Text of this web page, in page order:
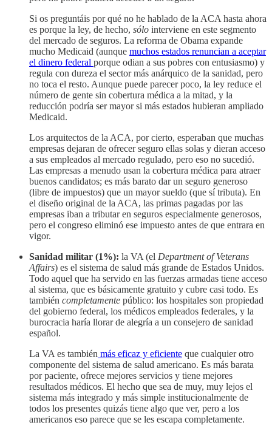
Si os preguntáis por qué no he hablado de la ACA hasta ahora
es porque la ley, de hecho, sólo interviene en este segmento
del mercado de seguros. La reforma de Obama expande
mucho Medicaid (aunque muchos estados renuncian a aceptar
el dinero federal porque odian a sus pobres con entusiasmo) y
regula con dureza el sector más anárquico de la sanidad, pero
no toca el resto. Aunque puede parecer poco, la ley reduce el
número de gente sin cobertura médica a la mitad, y la
reducción podría ser mayor si más estados hubieran ampliado
Medicaid.
Los arquitectos de la ACA, por cierto, esperaban que muchas
empresas dejaran de ofrecer seguro ellas solas y dieran acceso
a sus empleados al mercado regulado, pero eso no sucedió.
Las empresas a menudo usan la cobertura médica para atraer
buenos candidatos; es más barato dar un seguro generoso
(libre de impuestos) que un mayor sueldo (que sí tributa). En
el diseño original de la ACA, las primas pagadas por las
empresas iban a tributar en seguros especialmente generosos,
pero el congreso eliminó ese impuesto antes de que entrara en
vigor.
Sanidad militar (1%): la VA (el Department of Veterans
Affairs) es el sistema de salud más grande de Estados Unidos.
Todo aquel que ha servido en las fuerzas armadas tiene acceso
al sistema, que es básicamente gratuito y cubre casi todo. Es
también completamente público: los hospitales son propiedad
del gobierno federal, los médicos empleados federales, y la
burocracia haría llorar de alegría a un consejero de sanidad
español.
La VA es también más eficaz y eficiente que cualquier otro
componente del sistema de salud americano. Es más barata
por paciente, ofrece mejores servicios y tiene mejores
resultados médicos. El hecho que sea de muy, muy lejos el
sistema más integrado y más simple institucionalmente de
todos los presentes quizás tiene algo que ver, pero a los
americanos eso parece que se les escapa completamente.